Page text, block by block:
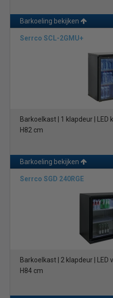
Barkoeling bekijken
Serrco SCL-2GMU+
Barkoelkast | 1 klapdeur | LED
H82 cm
Barkoeling bekijken
Serrco SGD 240RGE
Barkoelkast | 2 klapdeur | LED
H84 cm